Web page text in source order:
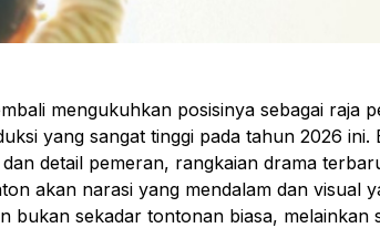
mengukuhkan posisinya sebagai raja
yang sangat tinggi pada tahun 2026 ini.
detail pemeran, rangkaian drama
akan narasi yang mendalam dan visual
bukan sekadar tontonan biasa, melainkan